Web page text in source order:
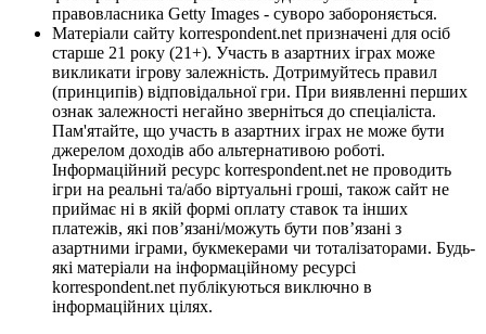
правовласника Getty Images - суворо забороняється.
Матеріали сайту korrespondent.net призначені для осіб
старше 21 року (21+). Участь в азартних іграх може
викликати ігрову залежність. Дотримуйтесь правил
(принципів) відповідальної гри. При виявленні перших
ознак залежності негайно зверніться до спеціаліста.
Пам'ятайте, що участь в азартних іграх не може бути
джерелом доходів або альтернативою роботі.
Інформаційний ресурс korrespondent.net не проводить
ігри на реальні та/або віртуальні гроші, також сайт не
приймає ні в якій формі оплату ставок та інших
платежів, які пов’язані/можуть бути пов’язані з
азартними іграми, букмекерами чи тоталізаторами. Будь-
які матеріали на інформаційному ресурсі
korrespondent.net публікуються виключно в
інформаційних цілях.